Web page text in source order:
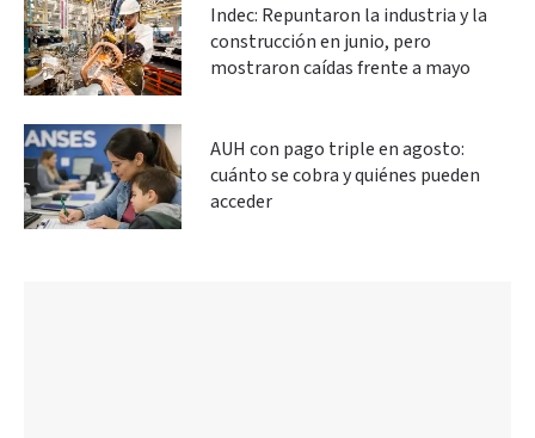
Indec: Repuntaron la industria y la
construcción en junio, pero
mostraron caídas frente a mayo
AUH con pago triple en agosto:
cuánto se cobra y quiénes pueden
acceder